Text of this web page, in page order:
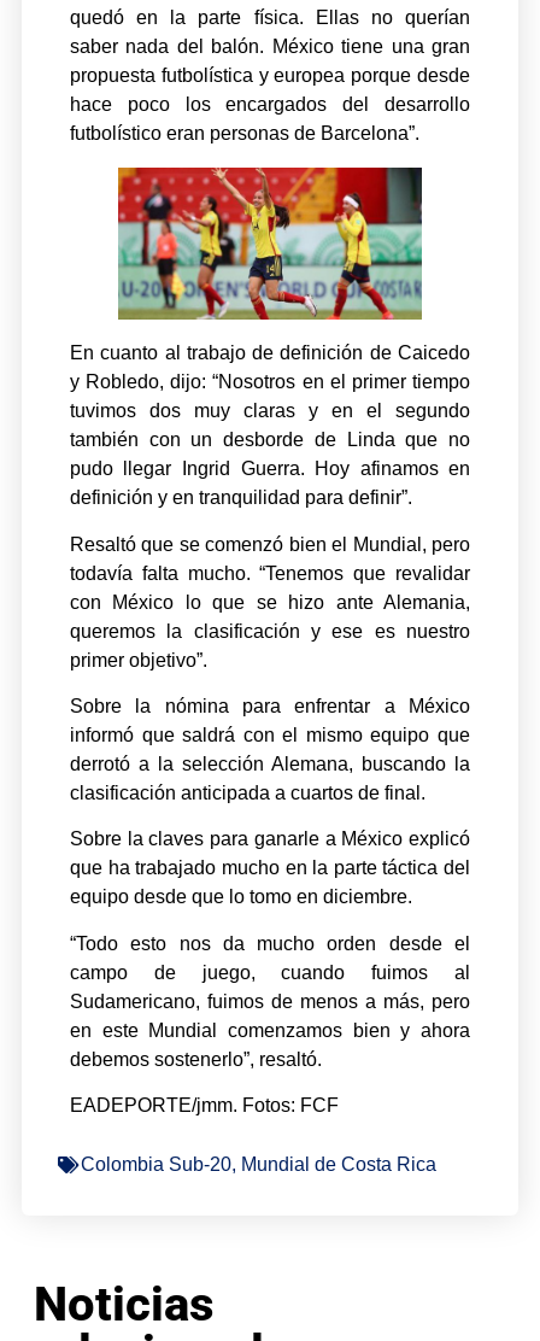
quedó en la parte física. Ellas no querían
saber nada del balón. México tiene una gran
propuesta futbolística y europea porque desde
hace poco los encargados del desarrollo
futbolístico eran personas de Barcelona”.
En cuanto al trabajo de definición de Caicedo
y Robledo, dijo: “Nosotros en el primer tiempo
tuvimos dos muy claras y en el segundo
también con un desborde de Linda que no
pudo llegar Ingrid Guerra. Hoy afinamos en
definición y en tranquilidad para definir”.
Resaltó que se comenzó bien el Mundial, pero
todavía falta mucho. “Tenemos que revalidar
con México lo que se hizo ante Alemania,
queremos la clasificación y ese es nuestro
primer objetivo”.
Sobre la nómina para enfrentar a México
informó que saldrá con el mismo equipo que
derrotó a la selección Alemana, buscando la
clasificación anticipada a cuartos de final.
Sobre la claves para ganarle a México explicó
que ha trabajado mucho en la parte táctica del
equipo desde que lo tomo en diciembre.
“Todo esto nos da mucho orden desde el
campo de juego, cuando fuimos al
Sudamericano, fuimos de menos a más, pero
en este Mundial comenzamos bien y ahora
debemos sostenerlo”, resaltó.
EADEPORTE/jmm. Fotos: FCF
Colombia Sub-20, Mundial de Costa Rica
Noticias